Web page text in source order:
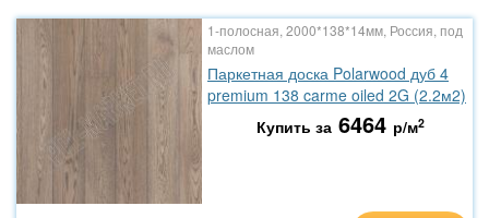
1-полосная, 2000*138*14мм, Россия, под
маслом
Паркетная доска Polarwood дуб 4
premium 138 carme oiled 2G (2.2м2)
Купить за 6464 р/м2